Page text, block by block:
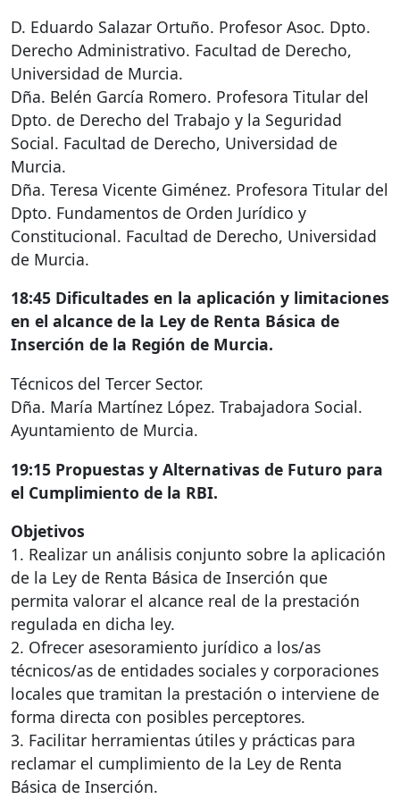
D. Eduardo Salazar Ortuño. Profesor Asoc. Dpto.
Derecho Administrativo. Facultad de Derecho,
Universidad de Murcia.
Dña. Belén García Romero. Profesora Titular del
Dpto. de Derecho del Trabajo y la Seguridad
Social. Facultad de Derecho, Universidad de
Murcia.
Dña. Teresa Vicente Giménez. Profesora Titular del
Dpto. Fundamentos de Orden Jurídico y
Constitucional. Facultad de Derecho, Universidad
de Murcia.
18:45 Dificultades en la aplicación y limitaciones
en el alcance de la Ley de Renta Básica de
Inserción de la Región de Murcia.
Técnicos del Tercer Sector.
Dña. María Martínez López. Trabajadora Social.
Ayuntamiento de Murcia.
19:15 Propuestas y Alternativas de Futuro para
el Cumplimiento de la RBI.
Objetivos
1. Realizar un análisis conjunto sobre la aplicación
de la Ley de Renta Básica de Inserción que
permita valorar el alcance real de la prestación
regulada en dicha ley.
2. Ofrecer asesoramiento jurídico a los/as
técnicos/as de entidades sociales y corporaciones
locales que tramitan la prestación o interviene de
forma directa con posibles perceptores.
3. Facilitar herramientas útiles y prácticas para
reclamar el cumplimiento de la Ley de Renta
Básica de Inserción.